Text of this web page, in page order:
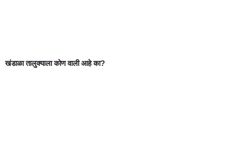
खंडाळा तालुक्याला कोण वाली आहे का?